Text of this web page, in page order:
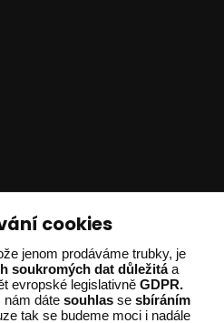
cookies
jenom prodáváme trubky, je
soukromých dat důležitáa
evropské legislativně GDPR.
nám dáte souhlas se sbíráním
tak se budeme moci i nadále